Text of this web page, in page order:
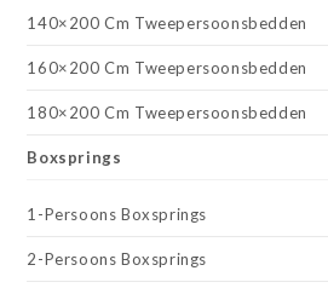
140×200 Cm Tweepersoonsbedden
160×200 Cm Tweepersoonsbedden
180×200 Cm Tweepersoonsbedden
Boxsprings
1-Persoons Boxsprings
2-Persoons Boxsprings